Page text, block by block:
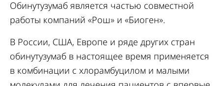
Обинутузумаб является частью совместной
работы компаний «Рош» и «Биоген».
В России, США, Европе и ряде других стран
обинутузумаб в настоящее время применяется
в комбинации с хлорамбуцилом и малыми